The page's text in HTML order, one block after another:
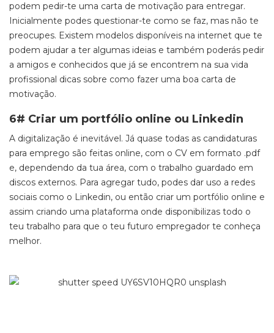
podem pedir-te uma carta de motivação para entregar.
Inicialmente podes questionar-te como se faz, mas não te
preocupes. Existem modelos disponíveis na internet que te
podem ajudar a ter algumas ideias e também poderás pedir
a amigos e conhecidos que já se encontrem na sua vida
profissional dicas sobre como fazer uma boa carta de
motivação.
6# Criar um portfólio online ou Linkedin
A digitalização é inevitável. Já quase todas as candidaturas
para emprego são feitas online, com o CV em formato .pdf
e, dependendo da tua área, com o trabalho guardado em
discos externos. Para agregar tudo, podes dar uso a redes
sociais como o Linkedin, ou então criar um portfólio online e
assim criando uma plataforma onde disponibilizas todo o
teu trabalho para que o teu futuro empregador te conheça
melhor.